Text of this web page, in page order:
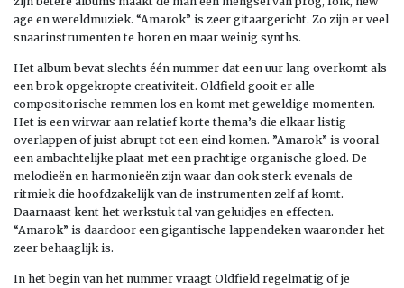
age en wereldmuziek. “Amarok” is zeer gitaargericht. Zo zijn er veel
snaarinstrumenten te horen en maar weinig synths.
Het album bevat slechts één nummer dat een uur lang overkomt als
een brok opgekropte creativiteit. Oldfield gooit er alle
compositorische remmen los en komt met geweldige momenten.
Het is een wirwar aan relatief korte thema’s die elkaar listig
overlappen of juist abrupt tot een eind komen. ”Amarok” is vooral
een ambachtelijke plaat met een prachtige organische gloed. De
melodieën en harmonieën zijn waar dan ook sterk evenals de
ritmiek die hoofdzakelijk van de instrumenten zelf af komt.
Daarnaast kent het werkstuk tal van geluidjes en effecten.
“Amarok” is daardoor een gigantische lappendeken waaronder het
zeer behaaglijk is.
In het begin van het nummer vraagt Oldfield regelmatig of je